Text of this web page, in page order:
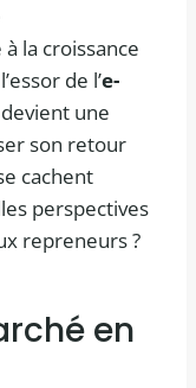
la croissance
de l’e-
une
son retour
cachent
perspectives
repreneurs ?
en